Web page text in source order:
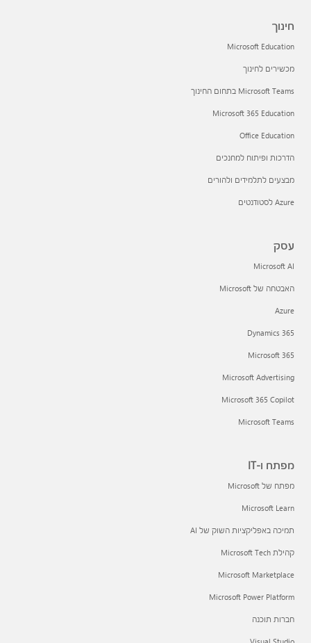
חינוך
Microsoft Education
מכשירים לחינוך
Microsoft Teams בתחום החינוך
Microsoft 365 Education
Office Education
הדרכות ופיתוח למחנכים
מבצעים לתלמידים ולהורים
Azure לסטודנטים
עסק
Microsoft AI
האבטחה של Microsoft
Azure
Dynamics 365
Microsoft 365
Microsoft Advertising
Microsoft 365 Copilot
Microsoft Teams
מפתח ו-IT
מפתח של Microsoft
Microsoft Learn
תמיכה באפליקציות השוק של AI
קהילת Microsoft Tech
Microsoft Marketplace
Microsoft Power Platform
חברות תוכנה